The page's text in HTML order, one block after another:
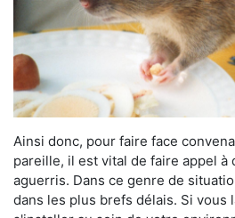
Ainsi donc, pour faire face
pareille, il est vital de faire appel à
aguerris. Dans ce genre de
dans les plus brefs délais. Si vous